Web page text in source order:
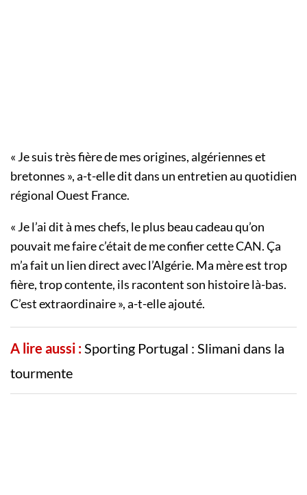
« Je suis très fière de mes origines, algériennes et
bretonnes », a-t-elle dit dans un entretien au quotidien
régional Ouest France.
« Je l’ai dit à mes chefs, le plus beau cadeau qu’on
pouvait me faire c’était de me confier cette CAN. Ça
m’a fait un lien direct avec l’Algérie. Ma mère est trop
fière, trop contente, ils racontent son histoire là-bas.
C’est extraordinaire », a-t-elle ajouté.
A lire aussi :Sporting Portugal : Slimani dans la
tourmente